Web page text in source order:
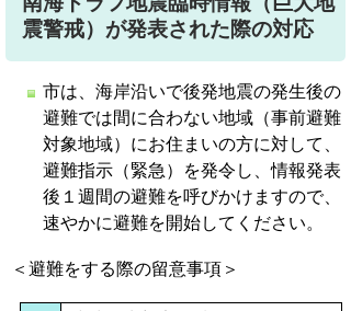
震警戒）が発表された際の対応
市は、海岸沿いで後発地震の発生後の
避難では間に合わない地域（事前避難
対象地域）にお住まいの方に対して、
避難指示（緊急）を発令し、情報発表
後１週間の避難を呼びかけますので、
速やかに避難を開始してください。
＜避難をする際の留意事項＞